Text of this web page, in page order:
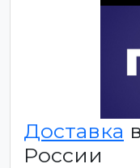
Доставка
России